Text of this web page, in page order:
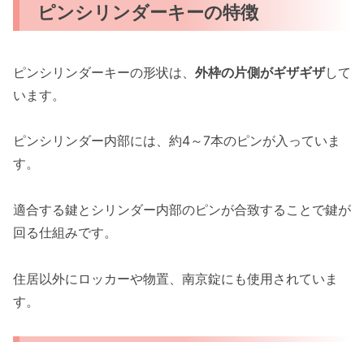
ピンシリンダーキーの特徴
ピンシリンダーキーの形状は、 外枠の片側がギザギザして
います。
ピンシリンダー内部には、約4～7本のピンが入っていま
す。
適合する鍵とシリンダー内部のピンが合致することで鍵が
回る仕組みです。
住居以外にロッカーや物置、南京錠にも使用されていま
す。